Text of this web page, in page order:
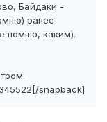
Байдаки -
ранее
помню, каким).
345522[/snapback]